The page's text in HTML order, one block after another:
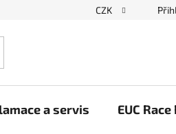
Blog
CZK
a servis EUC Race